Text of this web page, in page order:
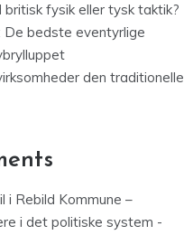
britisk fysik eller tysk taktik?
De bedste eventyrlige
den traditionelle
Rebild Kommune –
i det politiske system -